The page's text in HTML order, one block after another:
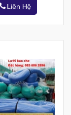
Liên Hệ